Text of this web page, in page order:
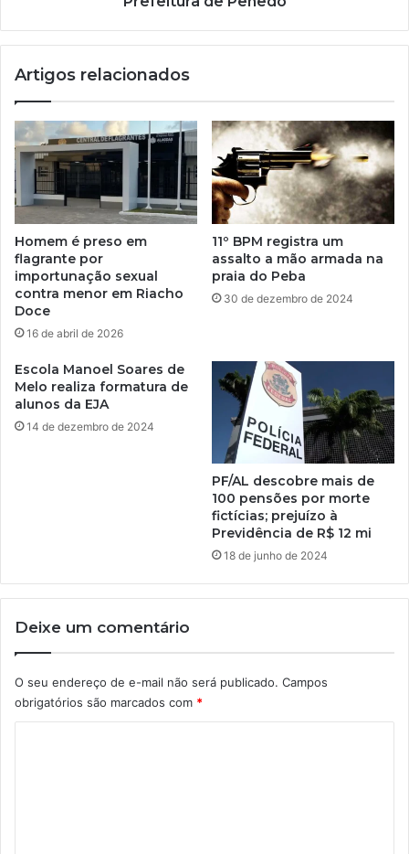
Artigos relacionados
Homem é preso em
flagrante por
importunação sexual
contra menor em Riacho
Doce
16 de abril de 2026
11º BPM registra um
assalto a mão armada na
praia do Peba
30 de dezembro de 2024
Escola Manoel Soares de
Melo realiza formatura de
alunos da EJA
14 de dezembro de 2024
PF/AL descobre mais de
100 pensões por morte
fictícias; prejuízo à
Previdência de R$ 12 mi
18 de junho de 2024
Deixe um comentário
O seu endereço de e-mail não será publicado. Campos
obrigatórios são marcados com *